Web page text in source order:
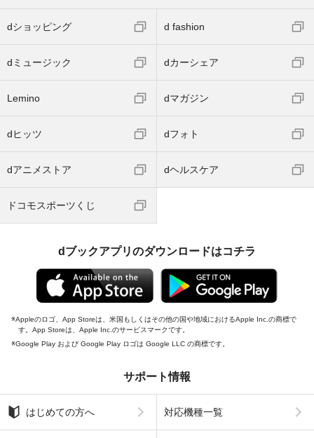
dショッピング d fashion
dミュージック dカーシェア
Lemino dマガジン
dヒッツ dフォト
dアニメストア dヘルスケア
ドコモスポーツくじ
dブックアプリのダウンロードはコチラ
Appleのロゴ、App Storeは、米国もしくはその他の国や地域におけるApple Inc.の商標で
す。App Storeは、Apple Inc.のサービスマークです。
Google Play および Google Play ロゴは Google LLC の商標です。
サポート情報
はじめての方へ 対応機種一覧